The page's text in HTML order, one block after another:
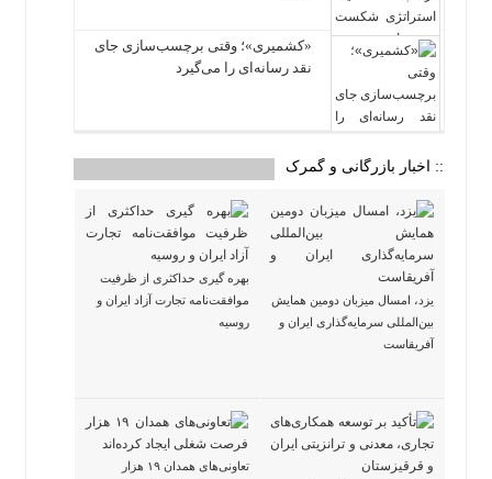
«کشمیری»؛ وقتی برچسب‌سازی جای
نقد رسانه‌ای را می‌گیرد
:: اخبار بازرگانی و گمرک
یزد، امسال میزبان دومین همایش
بین‌المللی سرمایه‌گذاری ایران و
آفریقاست
بهره گیری حداکثری از ظرفیت
موافقت‌نامه تجارت آزاد ایران و
روسیه
تعاونی‌های همدان ۱۹ هزار